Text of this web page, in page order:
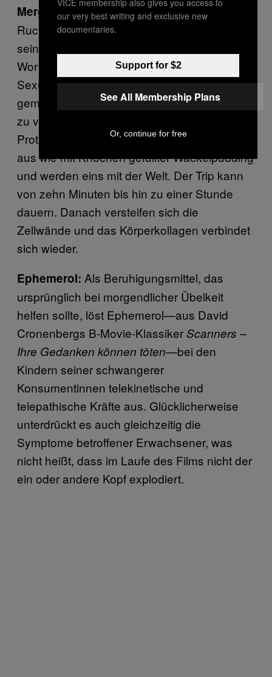
Merge:
Merge, eine Designerdroge aus Rudy
Ruckers Cyberpunk-Novelle
seine Konsumenten im wahrsten Sinne des
Wortes flüssig werden, was es
Sexualpartnern erlaubt, sich zu einer
gemeinsamen Pfütze erotischem Schleims
zu vermischen. Dank ihrer zeitweise gelösten
Proteinstruktur sehen Merge-Konsumenten
aus wie mit Knochen gefüllter Wackelpudding
und werden eins mit der Welt. Der Trip kann
von zehn Minuten bis hin zu einer Stunde
dauern. Danach versteifen sich die
Zellwände und das Körperkollagen verbindet
sich wieder.
Ephemerol: Als Beruhigungsmittel, das
ursprünglich bei morgendlicher Übelkeit
helfen sollte, löst Ephemerol—aus David
Cronenbergs B-Movie-KlassikerScanners –
Ihre Gedanken können töten—bei den
Kindern seiner schwangerer
Konsumentinnen telekinetische und
telepathische Kräfte aus. Glücklicherweise
unterdrückt es auch gleichzeitig die
Symptome betroffener Erwachsener, was
nicht heißt, dass im Laufe des Films nicht der
ein oder andere Kopf explodiert.
our very best writing and exclusive new
documentaries.
Support for $2
See All Membership Plans
Or, continue for free